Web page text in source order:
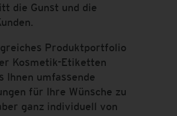
die Gunst und die
Produktportfolio
Kosmetik-Etiketten
Ihnen umfassende
für Ihre Wünsche zu
ganz individuell von